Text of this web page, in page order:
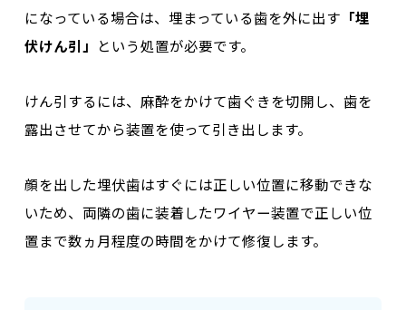
になっている場合は、 埋まっている歯を外に出す 「埋
伏けん引」 という処置が必要です。
けん引するには、 麻酔をかけて歯ぐきを切開し、歯を
露出させてから装置を使って引き出します。
顔を出した埋伏歯はすぐには正しい位置に移動できな
いため、両隣の歯に装着したワイヤー装置で正しい位
置まで数ヵ月程度の時間をかけて修復します。